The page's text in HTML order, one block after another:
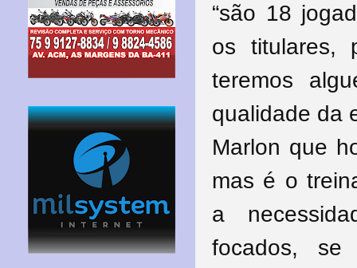
“são 18
os titulares,
teremos
qualidade da
Marlon que
mas é o
a
focados, se